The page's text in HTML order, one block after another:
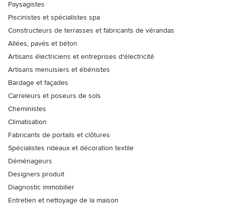
Paysagistes
Piscinistes et spécialistes spa
Constructeurs de terrasses et fabricants de vérandas
Allées, pavés et béton
Artisans électriciens et entreprises d'électricité
Artisans menuisiers et ébénistes
Bardage et façades
Carreleurs et poseurs de sols
Cheministes
Climatisation
Fabricants de portails et clôtures
Spécialistes rideaux et décoration textile
Déménageurs
Designers produit
Diagnostic immobilier
Entretien et nettoyage de la maison